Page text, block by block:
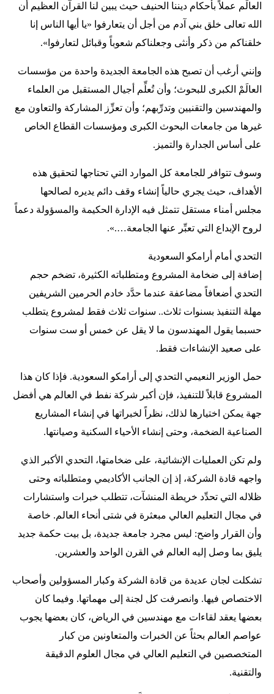
العالَم عملاً بأحكام ديننا الحنيف حيث يبين لنا القرآن العظيم أن
الله تعالى خلق بني آدم من أجل أن يتعارفوا «يا أيها الناس إنا
خلقناكم من ذكر وأنثى وجعلناكم شعوباً وقبائل لتعارفوا».
وإنني أرغب أن تصبح هذه الجامعة الجديدة واحدة من مؤسسات
العالَمْ الكبرى للبحوث؛ وأن تُعلِّم أجيال المستقبل من العلماء
والمهندسين والتقنيين وتدرِّبهم؛ وأن تعزِّز المشاركة والتعاون مع
غيرها من جامعات البحوث الكبرى ومؤسسات القطاع الخاص
على أساس الجدارة والتميز.
وسوف تتوافر للجامعة كل الموارد التي تحتاجها لتحقيق هذه
الأهداف، حيث يجري حالياً إنشاء وقف دائم يديره لصالحها
مجلس أمناء مستقل تتمثل فيه الإدارة الحكيمة والمسؤولة دعماً
لروح الإبداع التي تعبِّر عنها الجامعة….».
التحدي أمام أرامكو السعودية
إضافة إلى ضخامة المشروع ومتطلباته الكثيرة، تضخم حجم
التحدي أضعافاً مضاعفة عندما حدَّد خادم الحرمين الشريفين
مهلة التنفيذ بسنوات ثلاث.. سنوات ثلاث فقط لمشروع يتطلب
حسبما يقول المهندسون ما لا يقل عن خمس أو ست سنوات
على صعيد الإنشاءات فقط.
حمل الوزير النعيمي التحدي إلى أرامكو السعودية. فإذا كان هذا
المشروع قابلاً للتنفيذ، فإن أكبر شركة نفط في العالم هي أفضل
جهة يمكن اختيارها لذلك، نظراً لخبراتها في إنشاء المشاريع
الصناعية الضخمة، وحتى إنشاء الأحياء السكنية وصيانتها.
ولم تكن العمليات الإنشائية، على ضخامتها، التحدي الأكبر الذي
واجهه قادة الشركة، إذ إن الجانب الأكاديمي ومتطلباته وحتى
ظلاله التي تحدِّد خريطة المنشآت، تتطلب خبرات واستشارات
في مجال التعليم العالي مبعثرة في شتى أنحاء العالم. خاصة
وأن القرار واضح: ليس مجرد جامعة جديدة، بل بيت حكمة جديد
يليق بما وصل إليه العالم في القرن الواحد والعشرين.
تشكلت لجان عديدة من قادة الشركة وكبار المسؤولين وأصحاب
الاختصاص فيها. وانصرفت كل لجنة إلى مهماتها. وفيما كان
بعضها يعقد لقاءات مع مهندسين في الرياض، كان بعضها يجوب
عواصم العالم بحثاً عن الخبرات والمتعاونين من كبار
المتخصصين في التعليم العالي في مجال العلوم الدقيقة
والتقنية.